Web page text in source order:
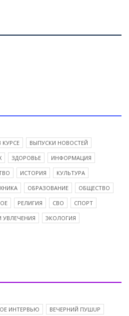
КУРСЕ
ВЫПУСКИ НОВОСТЕЙ
ЗДОРОВЬЕ
ИНФОРМАЦИЯ
ИСТОРИЯ
КУЛЬТУРА
ОБРАЗОВАНИЕ
ОБЩЕСТВО
РЕЛИГИЯ СВО
СПОРТ
УВЛЕЧЕНИЯ
ЭКОЛОГИЯ
ИНТЕРВЬЮ ВЕЧЕРНИЙ ПУШUP